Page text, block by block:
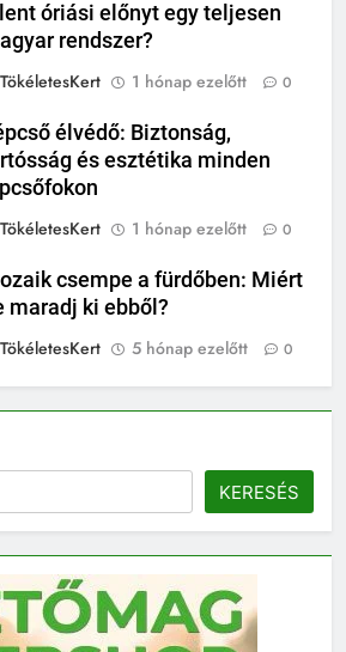
óriási előnyt egy teljesen
rendszer?
TökéletesKert
1 hónap ezelőtt 0
élvédő: Biztonság,
és esztétika minden
TökéletesKert
1 hónap ezelőtt 0
csempe a fürdőben: Miért
maradj ki ebből?
TökéletesKert
5 hónap ezelőtt 0
KERESÉS